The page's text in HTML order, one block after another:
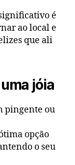
é
ao local e
que ali
jóia
pingente ou
opção
o seu